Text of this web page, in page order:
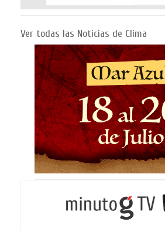
Ver todas las Noticias de Clima